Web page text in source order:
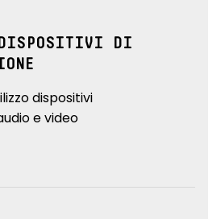
DI
dispositivi
e video